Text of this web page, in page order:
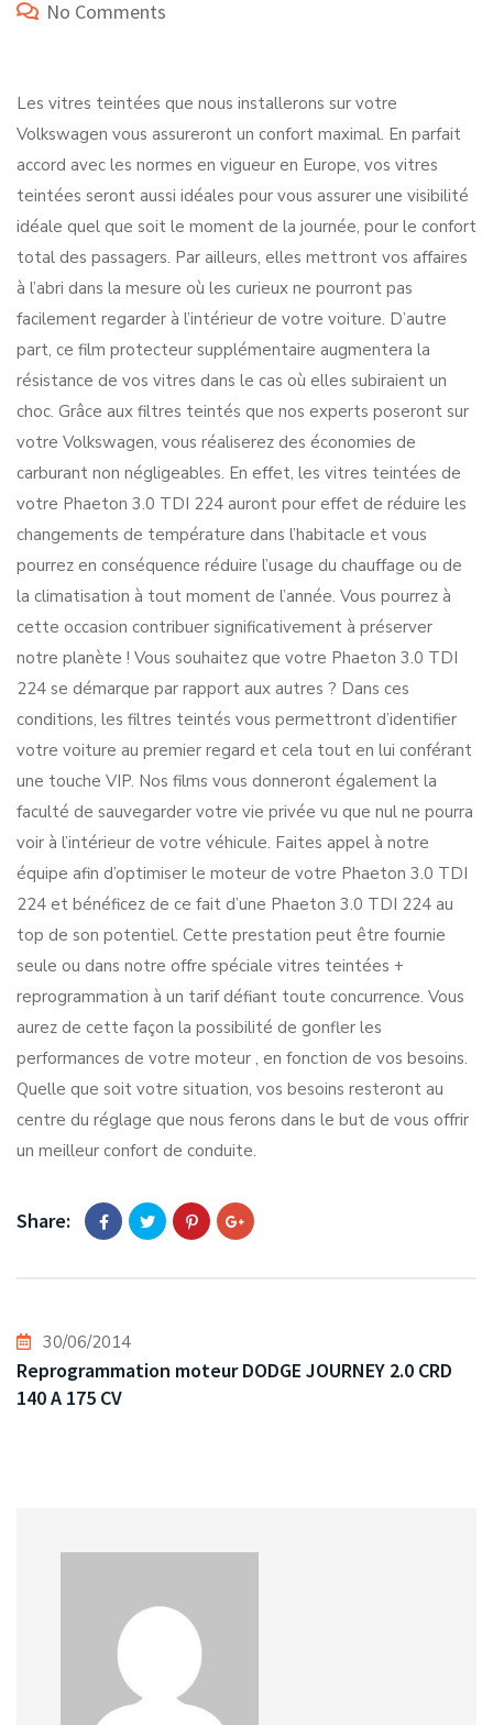
No Comments
Les vitres teintées que nous installerons sur votre
Volkswagen vous assureront un confort maximal. En parfait
accord avec les normes en vigueur en Europe, vos vitres
teintées seront aussi idéales pour vous assurer une visibilité
idéale quel que soit le moment de la journée, pour le confort
total des passagers. Par ailleurs, elles mettront vos affaires
à l’abri dans la mesure où les curieux ne pourront pas
facilement regarder à l’intérieur de votre voiture. D’autre
part, ce film protecteur supplémentaire augmentera la
résistance de vos vitres dans le cas où elles subiraient un
choc. Grâce aux filtres teintés que nos experts poseront sur
votre Volkswagen, vous réaliserez des économies de
carburant non négligeables. En effet, les vitres teintées de
votre Phaeton 3.0 TDI 224 auront pour effet de réduire les
changements de température dans l’habitacle et vous
pourrez en conséquence réduire l’usage du chauffage ou de
la climatisation à tout moment de l’année. Vous pourrez à
cette occasion contribuer significativement à préserver
notre planète ! Vous souhaitez que votre Phaeton 3.0 TDI
224 se démarque par rapport aux autres ? Dans ces
conditions, les filtres teintés vous permettront d’identifier
votre voiture au premier regard et cela tout en lui conférant
une touche VIP. Nos films vous donneront également la
faculté de sauvegarder votre vie privée vu que nul ne pourra
voir à l’intérieur de votre véhicule. Faites appel à notre
équipe afin d’optimiser le moteur de votre Phaeton 3.0 TDI
224 et bénéficez de ce fait d’une Phaeton 3.0 TDI 224 au
top de son potentiel. Cette prestation peut être fournie
seule ou dans notre offre spéciale vitres teintées +
reprogrammation à un tarif défiant toute concurrence. Vous
aurez de cette façon la possibilité de gonfler les
performances de votre moteur , en fonction de vos besoins.
Quelle que soit votre situation, vos besoins resteront au
centre du réglage que nous ferons dans le but de vous offrir
un meilleur confort de conduite.
Share:
30/06/2014
Reprogrammation moteur DODGE JOURNEY 2.0 CRD
140 A 175 CV